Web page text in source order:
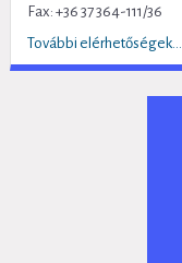
Fax: +36 37 364-111/36
További elérhetőségek...